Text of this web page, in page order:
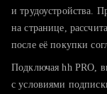
тратите
хотите
и трудоустройства.
на странице,
после её покупки
Подключая hh PRO,
с условиями